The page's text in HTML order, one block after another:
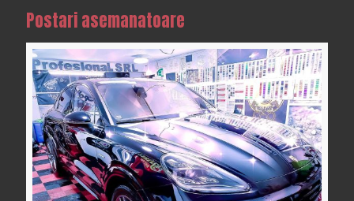
Postari asemanatoare